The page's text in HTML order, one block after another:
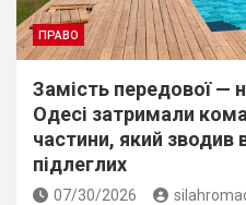
ПРАВО
Замість передової —
Одесі затримали
частини, який зводив
підлеглих
07/30/2026